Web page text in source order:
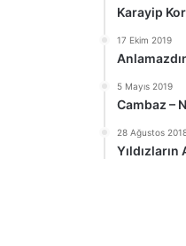
Karayip
17 Ekim 2019
5 Mayıs 2019
Cambaz –
28 Ağustos
Yıldızların